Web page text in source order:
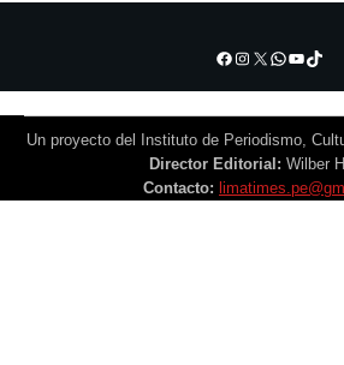
Facebook
Instagram
X WhatsApp
YouTube
TikTok
Un proyecto del Instituto de Periodismo,
Director Editorial: Wilber
Contacto: